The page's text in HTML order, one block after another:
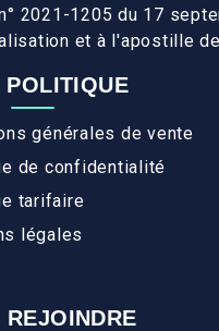
2021-1205 du 17
et à l'apostille
POLITIQUE
générales de vente
de confidentialité
tarifaire
légales
REJOINDRE